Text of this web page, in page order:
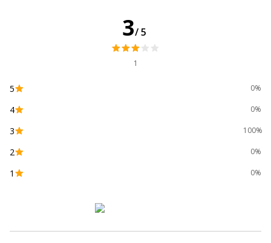
3/5
1
5 0%
4 0%
3 100%
2 0%
1 0%